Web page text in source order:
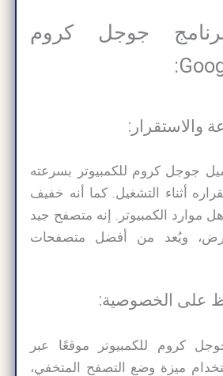
جوجل كروم
والاستقرار:
جوجل كروم للكمبيوتر بسرعته
أثناء التشغيل. كما أنه خفيف
موارد الكمبيوتر. إنه متصفح جيد
ويُعد من أفضل متصفحات
على الخصوصية:
كروم للكمبيوتر موقعًا عبر
ميزة وضع التصفح المتخفي،